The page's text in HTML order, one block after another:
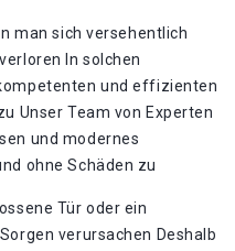
man sich versehentlich
In solchen
und effizienten
Unser Team von Experten
und modernes
ohne Schäden zu
Tür oder ein
verursachen Deshalb